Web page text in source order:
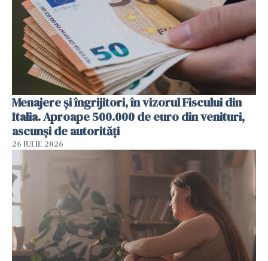
Menajere și îngrijitori, în vizorul Fiscului din
Italia. Aproape 500.000 de euro din venituri,
ascunși de autorități
26 IULIE 2026